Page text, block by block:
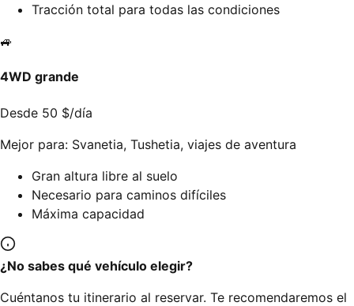
Tracción total para todas las condiciones
🚙
4WD grande
Desde 50 $/día
Mejor para: Svanetia, Tushetia, viajes de aventura
Gran altura libre al suelo
Necesario para caminos difíciles
Máxima capacidad
¿No sabes qué vehículo elegir?
Cuéntanos tu itinerario al reservar. Te recomendaremos el